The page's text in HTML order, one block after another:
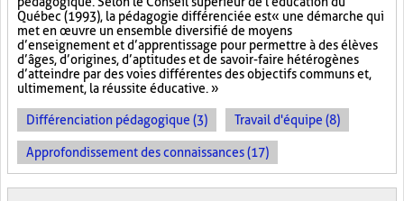
Québec (1993), la pédagogie différenciée est « une démarche qui
met en œuvre un ensemble diversifié de moyens
d’enseignement et d’apprentissage pour permettre à des élèves
d’âges, d’origines, d’aptitudes et de savoir-faire hétérogènes
d’atteindre par des voies différentes des objectifs communs et,
ultimement, la réussite éducative. »
Différenciation pédagogique (3) Travail d'équipe (8)
Approfondissement des connaissances (17)